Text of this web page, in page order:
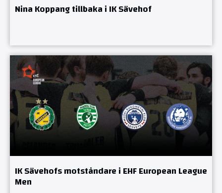
Nina Koppang tillbaka i IK Sävehof
IK Sävehofs motståndare i EHF European League
Men